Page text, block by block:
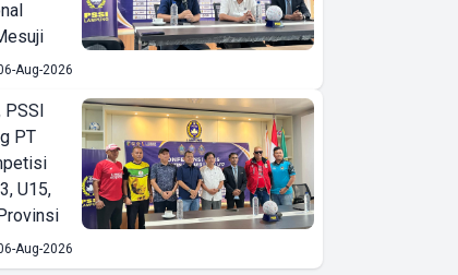
Aug-2026
PSSI
PT
U15,
Aug-2026